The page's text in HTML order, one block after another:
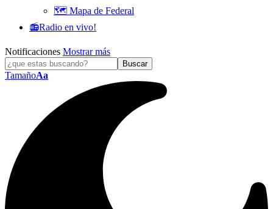
🗺️ Mapa de Federal
📻Radio en vivo!
Notificaciones Mostrar más
TamañoAa